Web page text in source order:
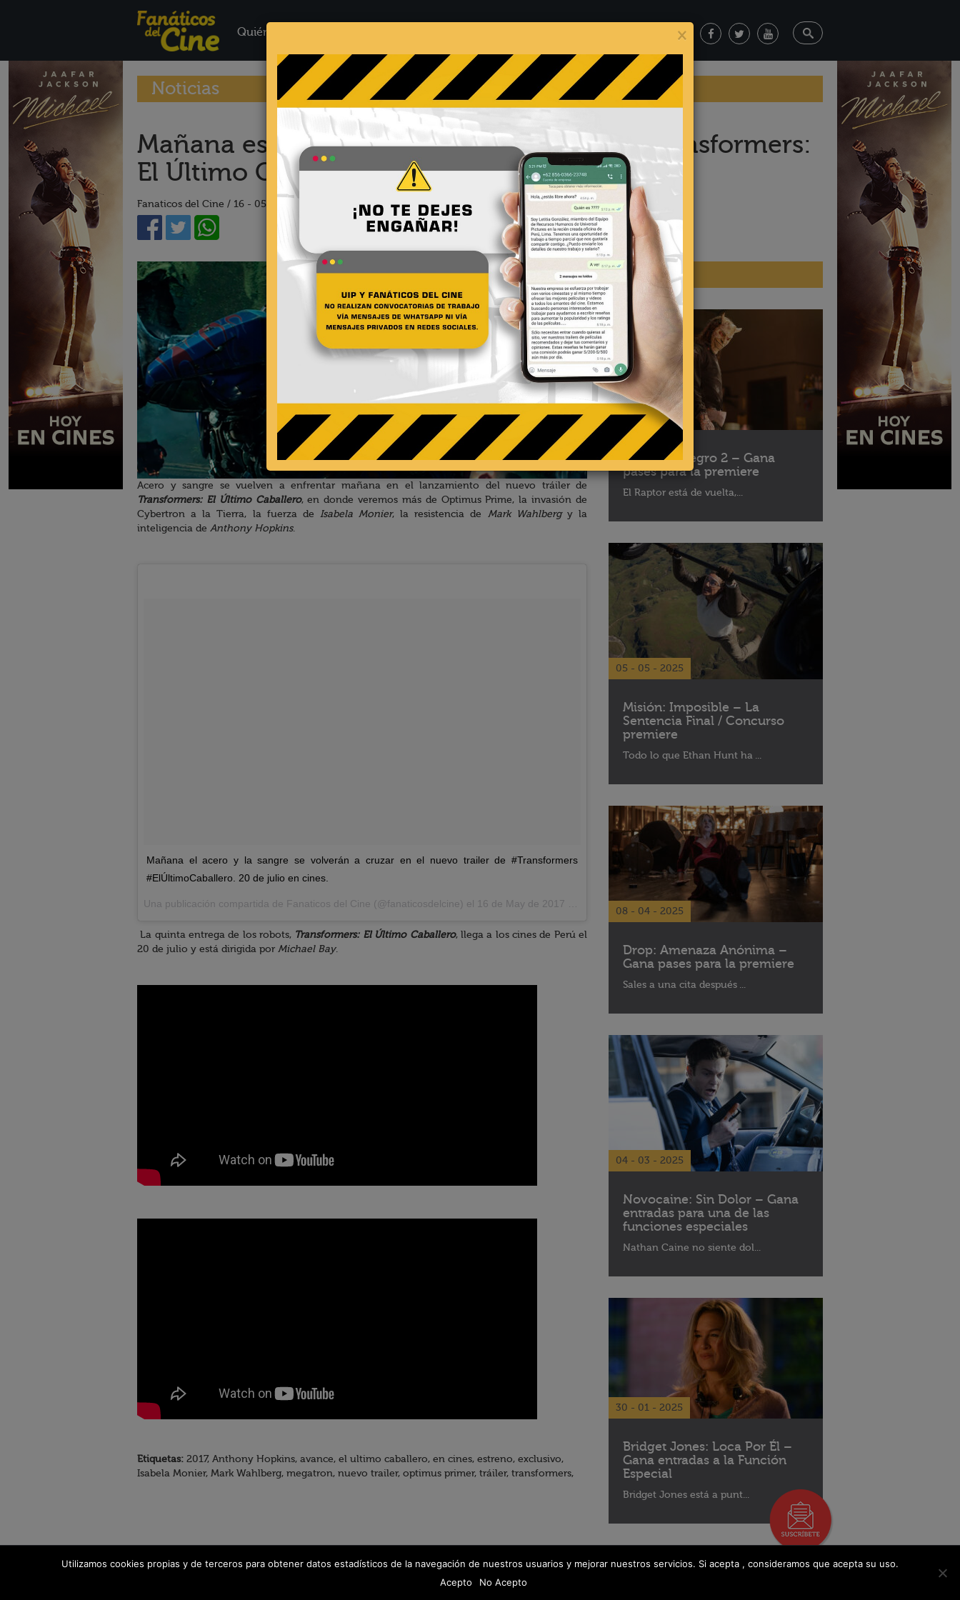
Quiénes Somos
Noticias
Mañana es el estreno del nuevo tráiler de Transformers:
El Último Caballero
Fanaticos del Cine / 16 - 05 - 17
Acero y sangre se vuelven a enfrentar mañana en el lanzamiento del nuevo tráiler de
Transformers: El Último Caballero, en donde veremos más de Optimus Prime, la invasión de
Cybertron a la Tierra, la fuerza de Isabela Monier, la resistencia de Mark Wahlbergy la
inteligencia de Anthony Hopkins.
Mañana el acero y la sangre se volverán a cruzar en el nuevo trailer de #Transformers
#ElÚltimoCaballero. 20 de julio en cines.
Una publicación compartida de Fanaticos del Cine (@fanaticosdelcine) el 16 de May de 2017 a la(s) 3:01 PDT
La quinta entrega de los robots, Transformers: El Último Caballero, llega a los cines de Perú el
20 de julio y está dirigida por Michael Bay.
Etiquetas: 2017, Anthony Hopkins, avance, el ultimo caballero, en cines, estreno, exclusivo,
Isabela Monier, Mark Wahlberg, megatron, nuevo trailer, optimus primer, tráiler, transformers,
Noticias
02 - 10 - 2025
Teléfono Negro 2 – Gana
pases para la premiere
El Raptor está de vuelta,...
05 - 05 - 2025
Misión: Imposible – La
Sentencia Final / Concurso
premiere
Todo lo que Ethan Hunt ha ...
08 - 04 - 2025
Drop: Amenaza Anónima –
Gana pases para la premiere
Sales a una cita después ...
04 - 03 - 2025
Novocaine: Sin Dolor – Gana
entradas para una de las
funciones especiales
Nathan Caine no siente dol...
30 - 01 - 2025
Bridget Jones: Loca Por Él –
Gana entradas a la Función
Especial
Bridget Jones está a punt...
© 2026 Fanáticos del Cine - Todos los derechos reservados
Libro De Reclamaciones
×
Utilizamos cookies propias y de terceros para obtener datos estadísticos de la navegación de nuestros usuarios y mejorar nuestros servicios. Si acepta , consideramos que acepta su uso.
Acepto
No Acepto